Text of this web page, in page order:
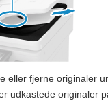
eller fjerne originaler
udkastede originaler